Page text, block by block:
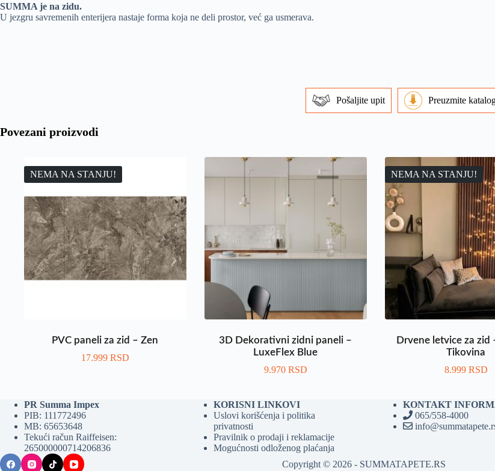
SUMMA je na zidu.
U jezgru savremenih enterijera nastaje forma koja ne deli prostor, već ga usmerava.
Pošaljite upit Preuzmite
Povezani proizvodi
NEMA NA STANJU!
PVC paneli za zid – Zen
17.999 RSD
3D Dekorativni zidni paneli –
LuxeFlex Blue
9.970 RSD
NEMA NA STANJU!
Drvene letvice za zid
Tikovina
8.999 RSD
PR Summa Impex
PIB: 111772496
MB: 65653648
Tekući račun Raiffeisen:
265000000714206836
KORISNI LINKOVI
Uslovi korišćenja i politika
privatnosti
Pravilnik o prodaji i reklamacije
Mogućnosti odloženog plaćanja
KONTAKT
065/558-4000
Copyright © 2026 - SUMMATAPETE.RS